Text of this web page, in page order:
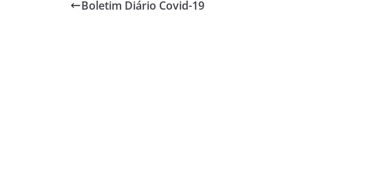
Boletim Diário Covid-19